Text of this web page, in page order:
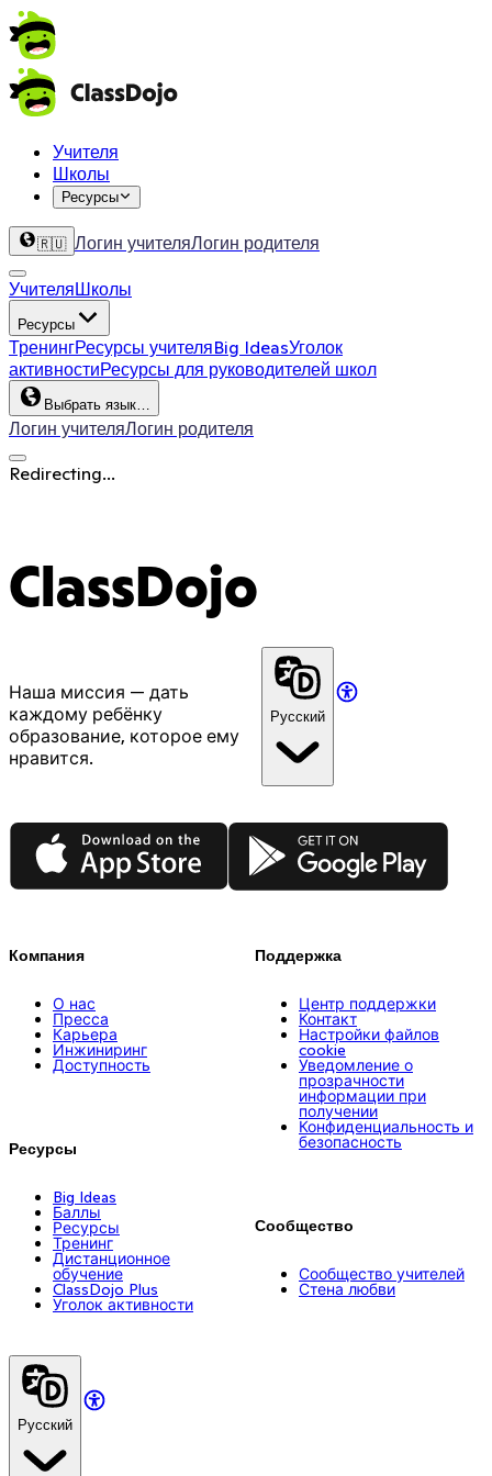
Учителя
Школы
Ресурсы
🇷🇺 Логин учителяЛогин родителя
УчителяШколы
Ресурсы
ТренингРесурсы учителяBig IdeasУголок
активностиРесурсы для руководителей школ
Выбрать язык…
Логин учителяЛогин родителя
Redirecting...
ClassDojo
Наша миссия — дать
каждому ребёнку
образование, которое ему
нравится.
Русский
App Store Google Play
Компания
О нас
Пресса
Карьера
Инжиниринг
Доступность
Ресурсы
Big Ideas
Баллы
Ресурсы
Тренинг
Дистанционное
обучение
ClassDojo Plus
Уголок активности
Поддержка
Центр поддержки
Контакт
Настройки файлов
cookie
Уведомление о
прозрачности
информации при
получении
Конфиденциальность и
безопасность
Сообщество
Сообщество учителей
Стена любви
Русский